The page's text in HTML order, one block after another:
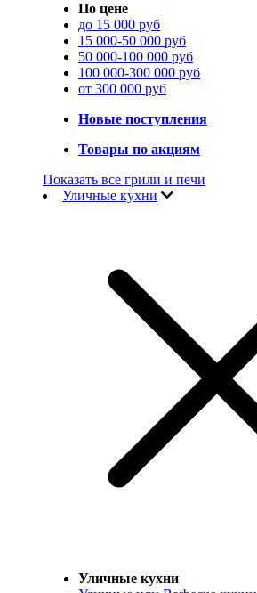
По цене
до 15 000 руб
15 000-50 000 руб
50 000-100 000 руб
100 000-300 000 руб
от 300 000 руб
Новые поступления
Товары по акциям
Показать все грили и печи
Уличные кухни
Уличные кухни